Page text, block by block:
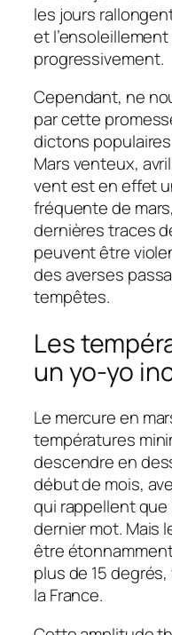
les jours
et
progressivement.
Cependant, ne
par cette
dictons
Mars venteux,
vent est en effet
fréquente de
dernières traces
peuvent être
des averses
tempêtes.
Les
un yo-yo
Le mercure en
températures
descendre en
début de mois,
qui rappellent que
dernier mot. Mais
être
plus de 15
la France.